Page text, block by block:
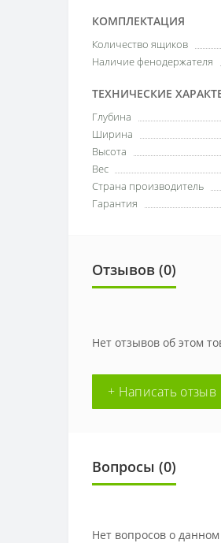
КОМПЛЕКТАЦИЯ
Количество ящиков
Наличие фенодержателя
ТЕХНИЧЕСКИЕ
Глубина
Ширина
Высота
Вес
Страна производитель
Гарантия
Отзывов (0)
Нет отзывов об этом
+ Написать отзыв
Вопросы (0)
Нет вопросов о